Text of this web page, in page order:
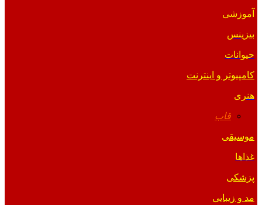
آموزشی
بیزینس
حیوانات
کامپیوتر و اینترنت
هنری
قاب
موسیقی
غذاها
پزشکی
مد و زیبایی